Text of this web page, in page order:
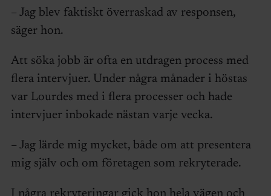
– Jag blev faktiskt överraskad av responsen,
säger hon.
Att söka jobb är ofta en utdragen process med
flera intervjuer. Under några månader i höstas
var Lourdes med i flera processer och hade
intervjuer inbokade nästan varje vecka.
– Jag lärde mig mycket, både om att presentera
mig själv och om företagen som rekryterade.